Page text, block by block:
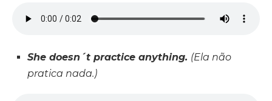
She doesn´t practice anything. (Ela não
pratica nada.)